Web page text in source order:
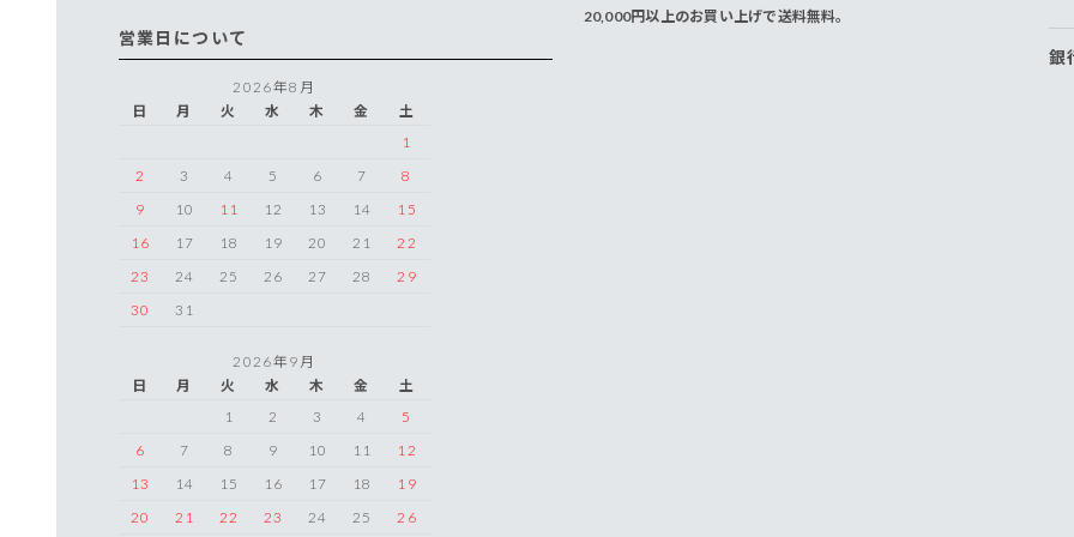
20,000円以上のお買い上げで送料無料。
銀
営業日について
2026年8月
日
月 火 水 木 金
土
1
2
3 4 5 6 7
8
9
10 11 12 13 14
15
16
17 18 19 20 21
22
23
24 25 26 27 28
29
30
31
2026年9月
日
月 火 水 木 金
土
1
2 3 4
5
6
7 8 9 10 11
12
13
14 15 16 17 18
19
20
21 22 23 24 25 26